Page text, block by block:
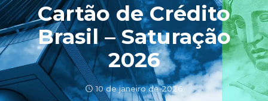
Cartão de Crédito
Brasil – Saturação
2026
10 de janeiro de 2026